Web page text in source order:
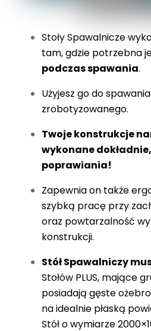
Stoły Spawalnicze
tam, gdzie potrzebna
podczas spawania.
Użyjesz go do
zrobotyzowanego.
Twoje konstrukcje
wykonane
poprawiania!
Zapewnia on także
szybką pracę przy
oraz powtarzalność
konstrukcji.
Stół Spawalniczy
Stołów PLUS, mające
posiadają gęste
na idealnie płaską
Stół o wymiarze